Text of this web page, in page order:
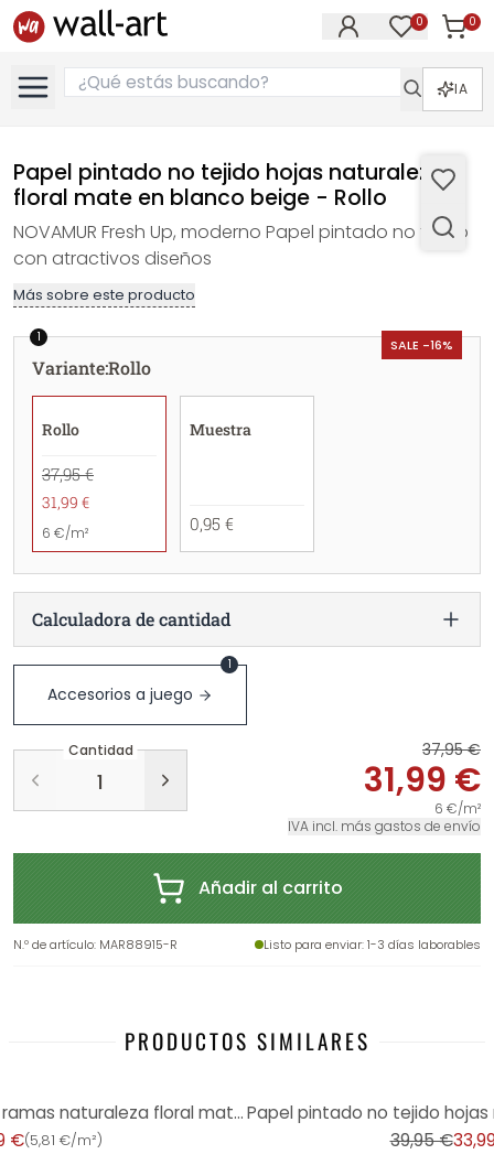
0 0
IA
Papel pintado no tejido hojas naturaleza
floral mate en blanco beige - Rollo
NOVAMUR Fresh Up, moderno Papel pintado no tejido
con atractivos diseños
Más sobre este producto
SALE -16%
1
Variante:Rollo
Rollo
37,95 €
31,99 €
6 €/m²
Muestra
0,95 €
Calculadora de cantidad
Accesorios a juego
1
Cantidad 37,95 €
31,99 €
6 €/m²
IVA incl. más gastos de envío
Añadir al carrito
N.º de artículo: MAR88915-R Listo para enviar: 1-3 días laborables
PRODUCTOS SIMILARES
Papel pintado no tejido hojas, ramas naturaleza floral mate en blanco beige
€(5,81 €/m²) 39,95 €